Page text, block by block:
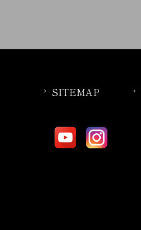
SITEMAP